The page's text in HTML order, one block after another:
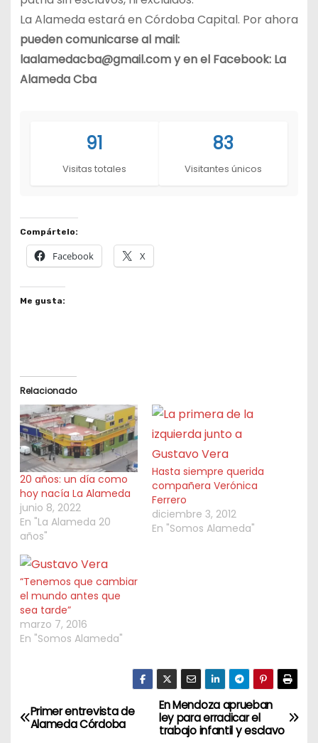
La Alameda estará en Córdoba Capital. Por ahora
pueden comunicarse al mail:
laalamedacba@gmail.com y en el Facebook: La
Alameda Cba
91
Visitas totales
83
Visitantes únicos
Compártelo:
Facebook X
Me gusta:
Relacionado
20 años: un día como
hoy nacía La Alameda
junio 8, 2022
En "La Alameda 20
años"
Hasta siempre querida
compañera Verónica
Ferrero
diciembre 3, 2012
En "Somos Alameda"
“Tenemos que cambiar
el mundo antes que
sea tarde”
marzo 7, 2016
En "Somos Alameda"
N
En Mendoza aprueban
ley para erradicar el
trabajo infantil y esclavo
Primer entrevista de
Alameda Córdoba